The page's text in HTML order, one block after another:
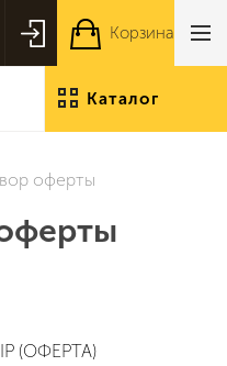
Каталог
Корзина
оферты
(ОФЕРТА)